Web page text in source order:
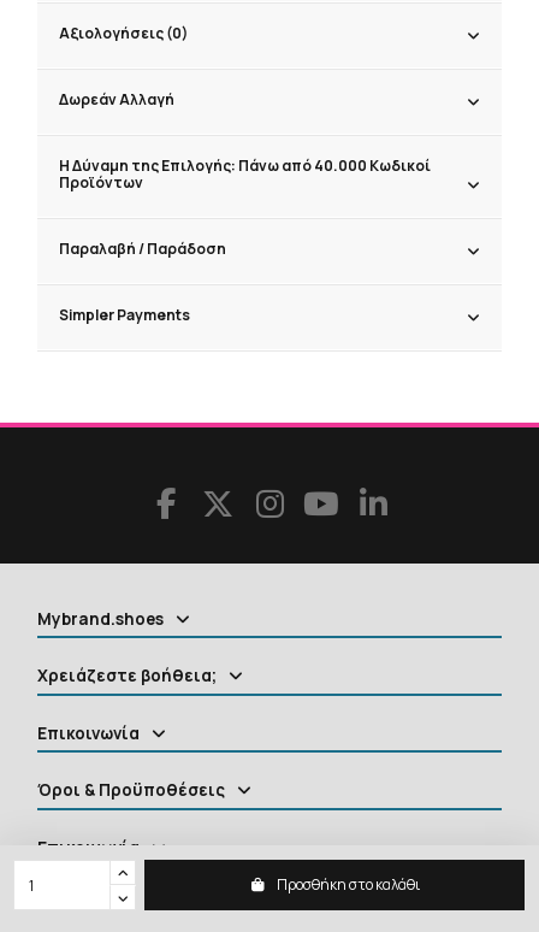
Προσθήκη στο καλάθι
Αξιολογήσεις (0)
Δωρεάν Αλλαγή
Η Δύναμη της Επιλογής: Πάνω από 40.000 Κωδικοί
Προϊόντων
Παραλαβή / Παράδoση
Simpler Payments
Mybrand.shoes
Χρειάζεστε βοήθεια;
Επικοινωνία
Όροι & Προϋποθέσεις
Επικοινωνία